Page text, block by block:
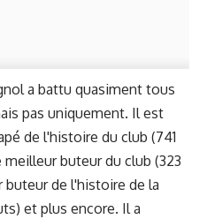
a battu quasiment tous
pas uniquement. Il est
de l'histoire du club (741
buteur du club (323
de l'histoire de la
et plus encore. Il a